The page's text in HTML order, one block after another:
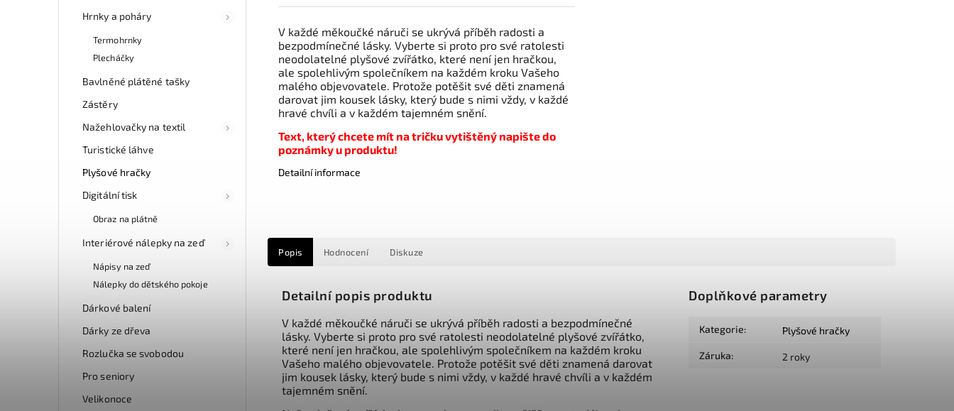
Hrnky a poháry
Termohrnky
Plecháčky
Bavlněné plátěné tašky
Zástěry
Nažehlovačky na textil
Turistické láhve
Plyšové hračky
Digitální tisk
Obraz na plátně
Interiérové nálepky na zeď
Nápisy na zeď
Nálepky do dětského pokoje
Dárkové balení
Dárky ze dřeva
Rozlučka se svobodou
Pro seniory
Velikonoce
V každé měkoučké náruči se ukrývá příběh radosti a
bezpodmínečné lásky. Vyberte si proto pro své ratolesti
neodolatelné plyšové zvířátko, které není jen hračkou,
ale spolehlivým společníkem na každém kroku Vašeho
malého objevovatele. Protože potěšit své děti znamená
darovat jim kousek lásky, který bude s nimi vždy, v každé
hravé chvíli a v každém tajemném snění.
Text, který chcete mít na tričku vytištěný napište do
poznámky u produktu!
Detailní informace
Popis Hodnocení Diskuze
Detailní popis produktu
V každé měkoučké náruči se ukrývá příběh radosti a bezpodmínečné
lásky. Vyberte si proto pro své ratolesti neodolatelné plyšové zvířátko,
které není jen hračkou, ale spolehlivým společníkem na každém kroku
Vašeho malého objevovatele. Protože potěšit své děti znamená darovat
jim kousek lásky, který bude s nimi vždy, v každé hravé chvíli a v každém
tajemném snění.
Doplňkové parametry
Kategorie: Plyšové hračky
Záruka: 2 roky